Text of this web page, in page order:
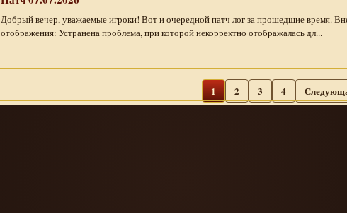
Добрый вечер, уважаемые игроки! Вот и очередной патч лог за прошедшие время.
отображения: Устранена проблема, при которой некорректно отображалась дл...
1 2 3 4